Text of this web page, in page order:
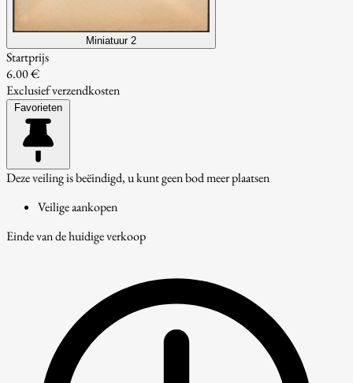
Miniatuur 2
Startprijs
6.00 €
Exclusief verzendkosten
Favorieten
Deze veiling is beëindigd, u kunt geen bod meer plaatsen
Veilige aankopen
Einde van de huidige verkoop